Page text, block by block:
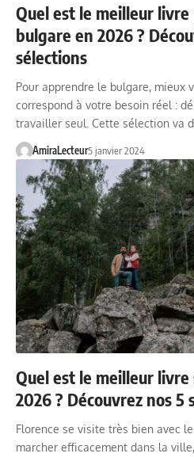
Quel est le meilleur
bulgare en 2026 ?
sélections
Pour apprendre le bulgare, mieux
correspond à votre besoin réel :
travailler seul. Cette sélection va
AmiraLecteur5 janvier 2024
Quel est le meilleur livre
2026 ? Découvrez nos 5
Florence se visite très bien avec
marcher efficacement dans la